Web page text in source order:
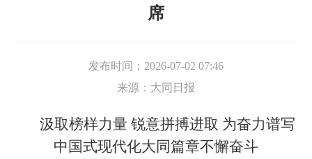
席
发布时间： 2026-07-02 07:46
来源： 大同日报
汲取榜样力量 锐意拼搏进取 为奋力谱写
中国式现代化大同篇章不懈奋斗